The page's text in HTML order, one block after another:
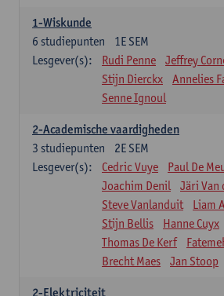
1-Wiskunde
1E SEM
6 studiepunten
Lesgever(s):
Rudi Penne Jeffrey
Stijn Dierckx
Annelies
Senne Ignoul
2-Academische vaardigheden
2E SEM
3 studiepunten
Lesgever(s):
Cedric Vuye
Paul De
Joachim Denil
Järi Van
Steve Vanlanduit
Liam
Stijn Bellis
Hanne Cuyx
Thomas De Kerf
Brecht Maes
Jan Stoop
2-Elektriciteit